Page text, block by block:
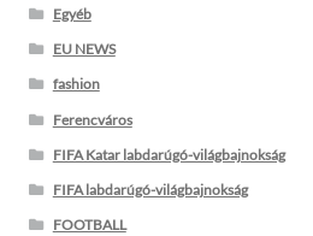
Egyéb
EU NEWS
fashion
Ferencváros
FIFA Katar labdarúgó-világbajnokság
FIFA labdarúgó-világbajnokság
FOOTBALL